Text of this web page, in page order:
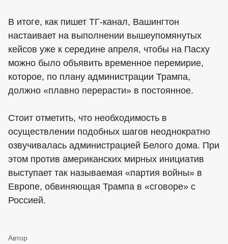
В итоге, как пишет ТГ-канал, Вашингтон
настаивает на выполнении вышеупомянутых
кейсов уже к середине апреля, чтобы на Пасху
можно было объявить временное перемирие,
которое, по плану администрации Трампа,
должно «плавно перерасти» в постоянное.
Стоит отметить, что необходимость в
осуществлении подобных шагов неоднократно
озвучивалась администрацией Белого дома. При
этом против американских мирных инициатив
выступает так называемая «партия войны» в
Европе, обвиняющая Трампа в «сговоре» с
Россией.